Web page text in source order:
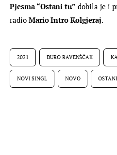
Pjesma “Ostani tu” dobila je i
radio Mario Intro Kolgjeraj.
2021 ĐURO RAVENŠĆAK
NOVI SINGL NOVO